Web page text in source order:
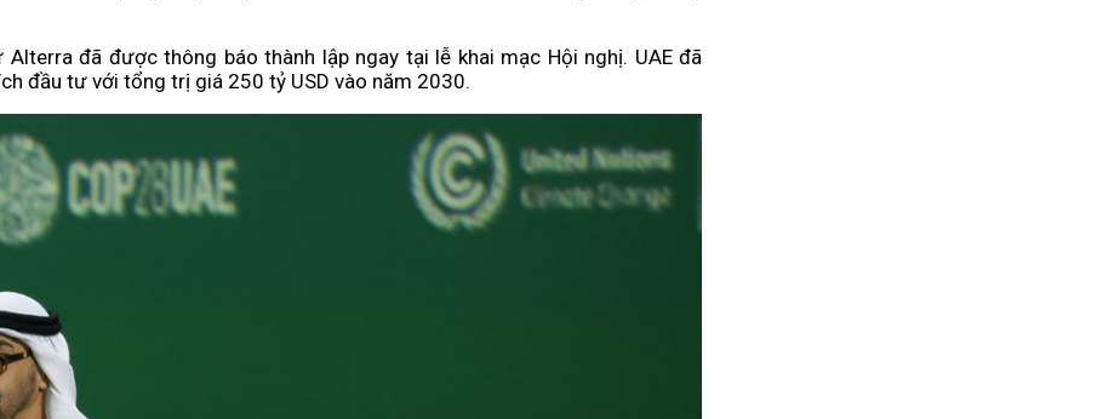
đã được thông báo thành lập ngay tại lễ khai mạc Hội nghị. UAE đã
đầu tư với tổng trị giá 250 tỷ USD vào năm 2030.